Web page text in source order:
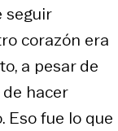
seguir
corazón era
a pesar de
hacer
Eso fue lo que